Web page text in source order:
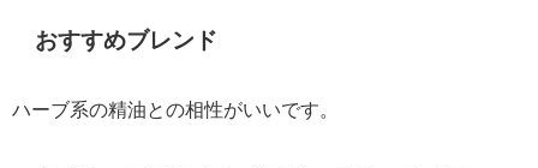
おすすめブレンド
ハーブ系の精油との相性がいいです。